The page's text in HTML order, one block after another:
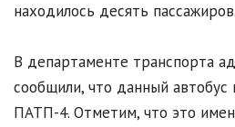
находилось десять пассажиров.
В департаменте транспорта
сообщили, что данный автобус
ПАТП-4. Отметим, что это